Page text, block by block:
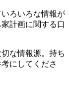
ろいろな情報が
計画に関する口
な情報源。持ち
にしてくださ